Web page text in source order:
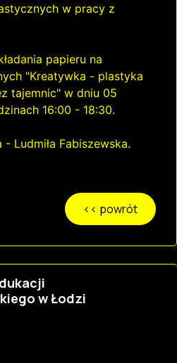
w pracy z
papieru na
"Kreatywka - plastyka
tajemnic" w dniu 05
16:00 - 18:30.
Ludmiła Fabiszewska.
w Łodzi